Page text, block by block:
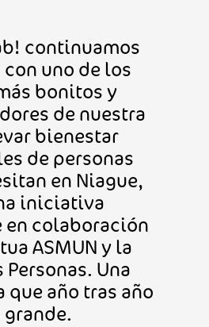
continuamos
con uno de los
bonitos y
de nuestra
bienestar
de personas
en Niague,
iniciativa
colaboración
ASMUN y la
Personas. Una
que año tras año